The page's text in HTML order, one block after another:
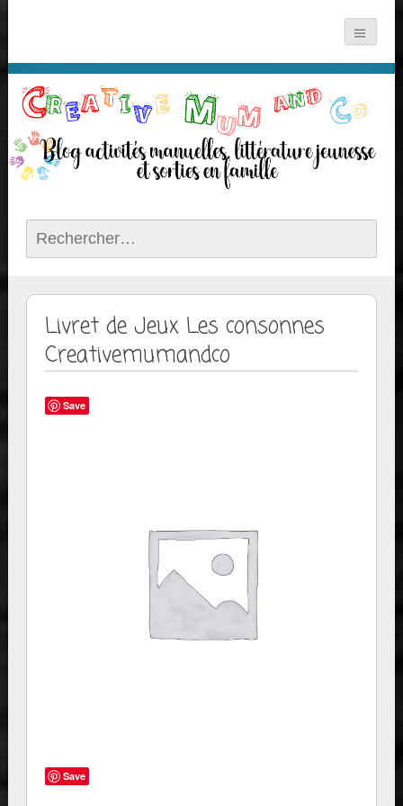
Rechercher :
Livret de Jeux Les consonnes
Creativemumandco
Save
Save